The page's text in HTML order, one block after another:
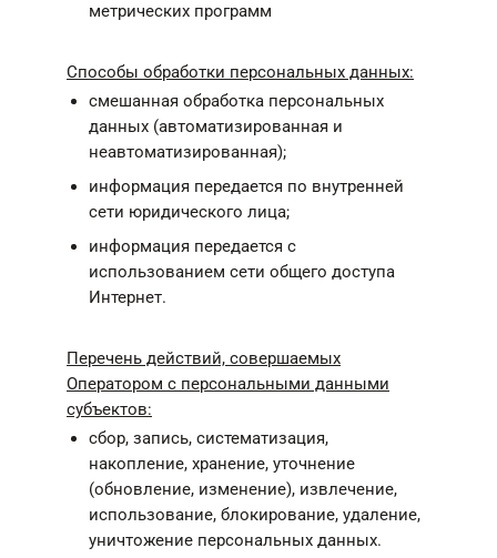
метрических программ
Способы обработки персональных данных:
смешанная обработка персональных
данных (автоматизированная и
неавтоматизированная);
информация передается по внутренней
сети юридического лица;
информация передается с
использованием сети общего доступа
Интернет.
Перечень действий, совершаемых
Оператором с персональными данными
субъектов:
сбор, запись, систематизация,
накопление, хранение, уточнение
(обновление, изменение), извлечение,
использование, блокирование, удаление,
уничтожение персональных данных.